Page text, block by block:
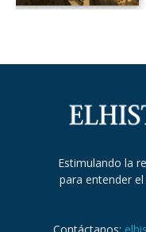
Estimulando la
para entender